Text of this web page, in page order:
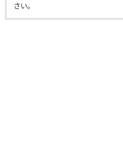
さい。